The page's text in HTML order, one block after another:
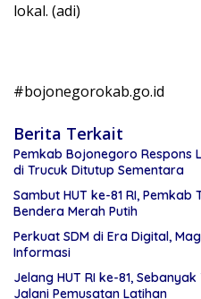
lokal. (adi)
#bojonegorokab.go.id
Berita Terkait
Pemkab Bojonegoro Respons
di Trucuk Ditutup Sementara
Sambut HUT ke-81 RI,
Bendera Merah Putih
Perkuat SDM di Era Digital,
Informasi
Jelang HUT RI ke-81,
Jalani Pemusatan Latihan